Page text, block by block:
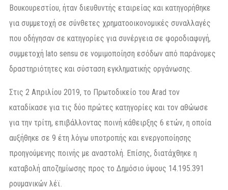
Βουκουρεστίου, ήταν διευθυντής εταιρείας και κατηγορήθηκε
για συμμετοχή σε σύνθετες χρηματοοικονομικές συναλλαγές
που οδήγησαν σε κατηγορίες για συνέργεια σε φοροδιαφυγή,
συμμετοχή lato sensu σε νομιμοποίηση εσόδων από παράνομες
δραστηριότητες και σύσταση εγκληματικής οργάνωσης.
Στις 2 Απριλίου 2019, το Πρωτοδικείο του Arad τον
καταδίκασε για τις δύο πρώτες κατηγορίες και τον αθώωσε
για την τρίτη, επιβάλλοντας ποινή κάθειρξης 6 ετών, η οποία
αυξήθηκε σε 9 έτη λόγω υποτροπής και ενεργοποίησης
προηγούμενης ποινής με αναστολή. Επίσης, διατάχθηκε η
καταβολή αποζημίωσης προς το Δημόσιο ύψους 14.195.391
ρουμανικών λέϊ.